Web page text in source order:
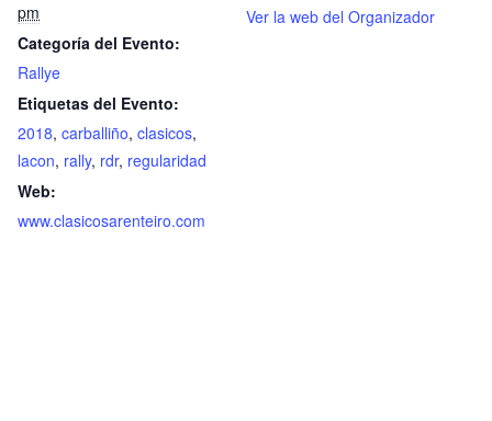
pm
Categoría del Evento:
Rallye
Etiquetas del Evento:
2018, carballiño, clasicos,
lacon, rally, rdr, regularidad
Web:
www.clasicosarenteiro.com
Ver la web del Organizador